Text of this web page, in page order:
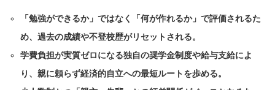
「勉強ができるか」ではなく「何が作れるか」で評価されるた
め、過去の成績や不登校歴がリセットされる。
学費負担が実質ゼロになる独自の奨学金制度や給与支給によ
り、親に頼らず経済的自立への最短ルートを歩める。